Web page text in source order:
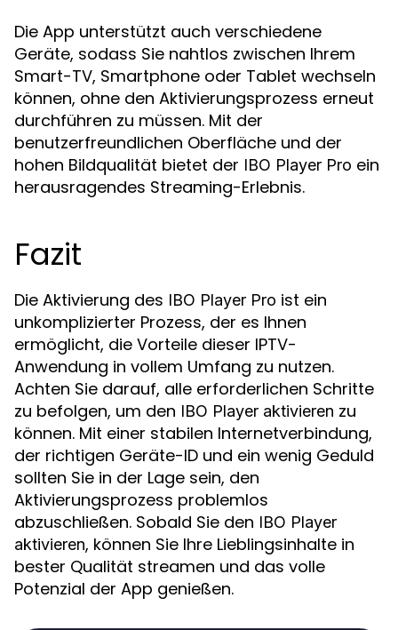
Die App unterstützt auch verschiedene
Geräte, sodass Sie nahtlos zwischen Ihrem
Smart-TV, Smartphone oder Tablet wechseln
können, ohne den Aktivierungsprozess erneut
durchführen zu müssen. Mit der
benutzerfreundlichen Oberfläche und der
hohen Bildqualität bietet der IBO Player Pro ein
herausragendes Streaming-Erlebnis.
Fazit
Die Aktivierung des IBO Player Pro ist ein
unkomplizierter Prozess, der es Ihnen
ermöglicht, die Vorteile dieser IPTV-
Anwendung in vollem Umfang zu nutzen.
Achten Sie darauf, alle erforderlichen Schritte
zu befolgen, um den IBO Player aktivieren zu
können. Mit einer stabilen Internetverbindung,
der richtigen Geräte-ID und ein wenig Geduld
sollten Sie in der Lage sein, den
Aktivierungsprozess problemlos
abzuschließen. Sobald Sie den IBO Player
aktivieren, können Sie Ihre Lieblingsinhalte in
bester Qualität streamen und das volle
Potenzial der App genießen.